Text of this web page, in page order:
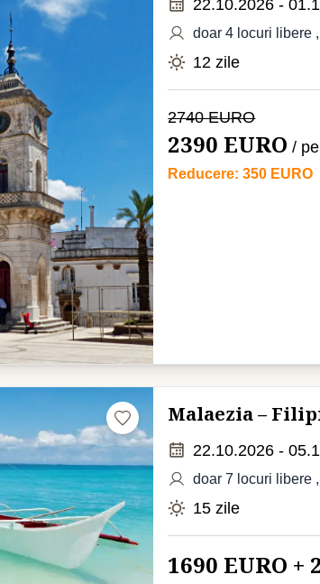
22.10.2026 -
doar 4 locuri libere
12 zile
2740 EURO
2390 EURO /
Reducere: 350 EURO
Malaezia –
22.10.2026 -
doar 7 locuri libere
15 zile
1690 EURO +